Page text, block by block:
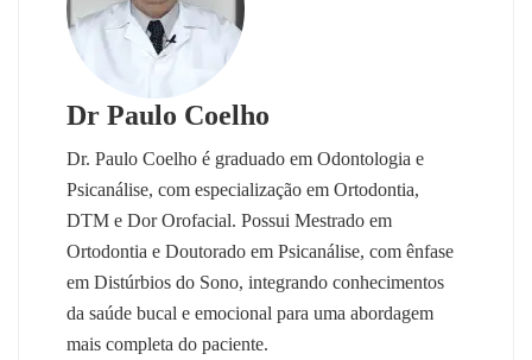
Dr Paulo Coelho
Dr. Paulo Coelho é graduado em Odontologia e
Psicanálise, com especialização em Ortodontia,
DTM e Dor Orofacial. Possui Mestrado em
Ortodontia e Doutorado em Psicanálise, com ênfase
em Distúrbios do Sono, integrando conhecimentos
da saúde bucal e emocional para uma abordagem
mais completa do paciente.